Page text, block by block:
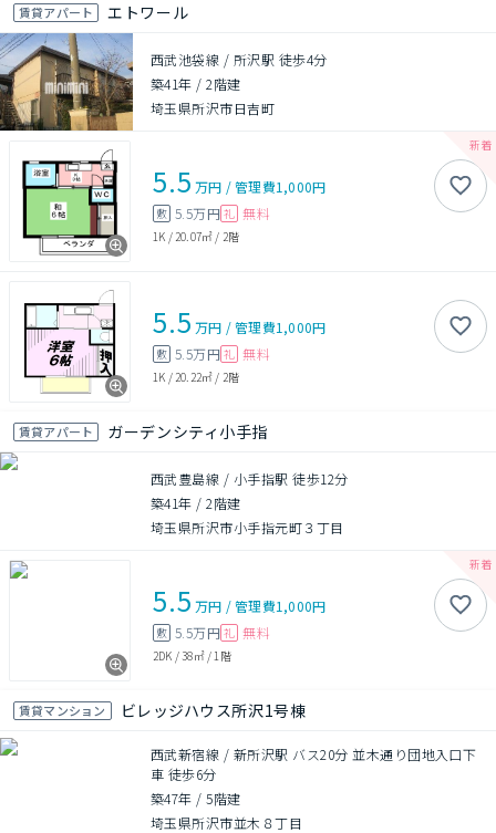
賃貸アパート エトワール
西武池袋線 / 所沢駅 徒歩4分
築41年 /2階建
埼玉県所沢市日吉町
5.5 万円 /管理費1,000円
敷 5.5万円 礼 無料
1K / 20.07㎡ / 2階
5.5 万円 /管理費1,000円
敷 5.5万円 礼 無料
1K / 20.22㎡ / 2階
賃貸アパート ガーデンシティ小手指
西武豊島線 / 小手指駅 徒歩12分
築41年 /2階建
埼玉県所沢市小手指元町３丁目
5.5 万円 /管理費1,000円
敷 5.5万円 礼 無料
2DK /38㎡/ 1階
賃貸マンション ビレッジハウス所沢1号棟
西武新宿線 / 新所沢駅 バス20分 並木通り団地入口下
車 徒歩6分
築47年 /5階建
埼玉県所沢市並木８丁目